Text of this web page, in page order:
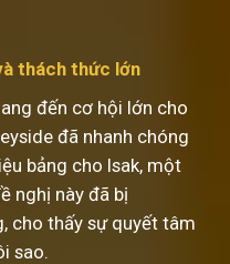
thách thức lớn
đến cơ hội lớn cho
đã nhanh chóng
bảng cho Isak, một
nghị này đã bị
cho thấy sự quyết tâm
sao.